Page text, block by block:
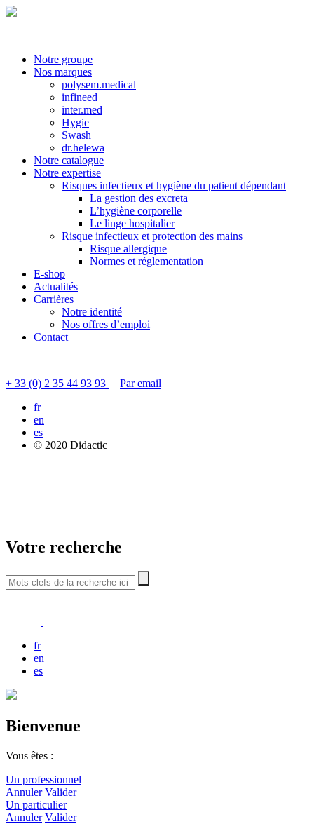
Notre groupe
Nos marques
polysem.medical
infineed
inter.med
Hygie
Swash
dr.helewa
Notre catalogue
Notre expertise
Risques infectieux et hygiène du patient dépendant
La gestion des excreta
L’hygiène corporelle
Le linge hospitalier
Risque infectieux et protection des mains
Risque allergique
Normes et réglementation
E-shop
Actualités
Carrières
Notre identité
Nos offres d’emploi
Contact
+ 33 (0) 2 35 44 93 93
Par email
fr
en
es
© 2020 Didactic
Votre recherche
fr
en
es
Bienvenue
Vous êtes :
Un professionnel
Annuler Valider
Un particulier
Annuler Valider